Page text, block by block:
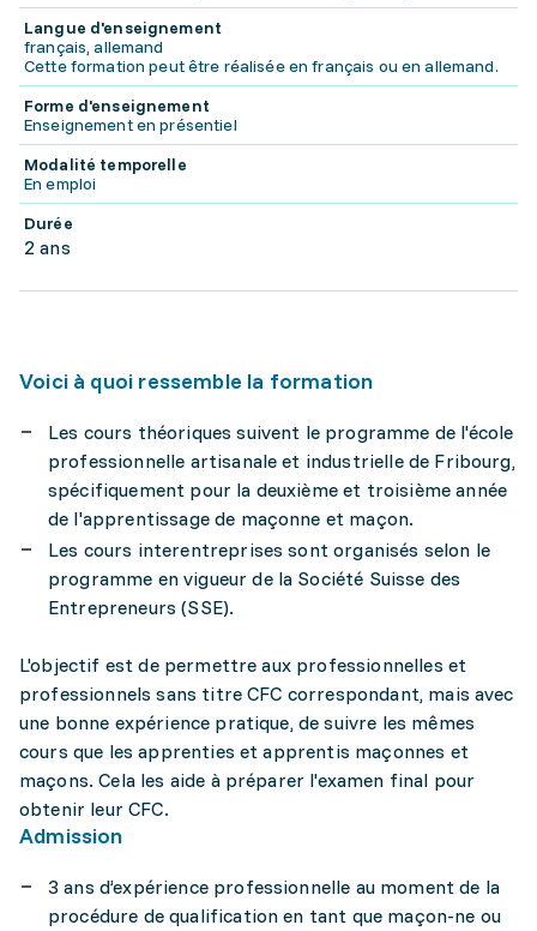
Langue d'enseignement
français, allemand
Cette formation peut être réalisée en français ou en allemand.
Forme d'enseignement
Enseignement en présentiel
Modalité temporelle
En emploi
Durée
2 ans
Voici à quoi ressemble la formation
Les cours théoriques suivent le programme de l'école
professionnelle artisanale et industrielle de Fribourg,
spécifiquement pour la deuxième et troisième année
de l'apprentissage de maçonne et maçon.
Les cours interentreprises sont organisés selon le
programme en vigueur de la Société Suisse des
Entrepreneurs (SSE).
L'objectif est de permettre aux professionnelles et
professionnels sans titre CFC correspondant, mais avec
une bonne expérience pratique, de suivre les mêmes
cours que les apprenties et apprentis maçonnes et
maçons. Cela les aide à préparer l'examen final pour
obtenir leur CFC.
Admission
3 ans d’expérience professionnelle au moment de la
procédure de qualification en tant que maçon-ne ou